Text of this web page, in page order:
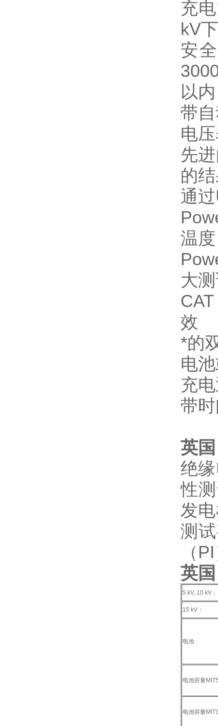
充
kV
安
以内
带
电
先
的
通
温
大
效
*的
电
充
带
英
绝
性
发
测
（
英
5 kV, 10 kV：
15 kV：
电池
电池容量
电池容量